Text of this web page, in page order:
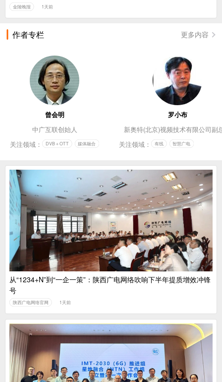
金陵晚报 1天前
作者专栏 更多内容
曾会明
中广互联创始人
关注领域：
DVB＋OTT 媒体融合
罗小布
新奥特(北京)视频技术有限公司副
关注领域：
有线 智慧广电
从“1234+N”到“一企一策”：陕西广电网络吹响下半年提质增效冲锋
号
陕西广电网络官网 1天前